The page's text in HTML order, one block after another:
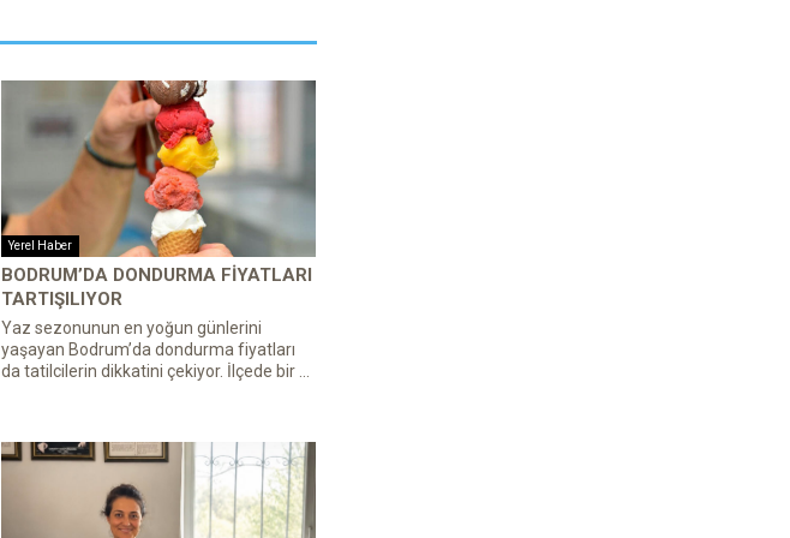
Yerel Haber
BODRUM’DA DONDURMA FIYATLARI
TARTIŞILIYOR
Yaz sezonunun en yoğun günlerini
yaşayan Bodrum’da dondurma fiyatları
da tatilcilerin dikkatini çekiyor. İlçede bir ...